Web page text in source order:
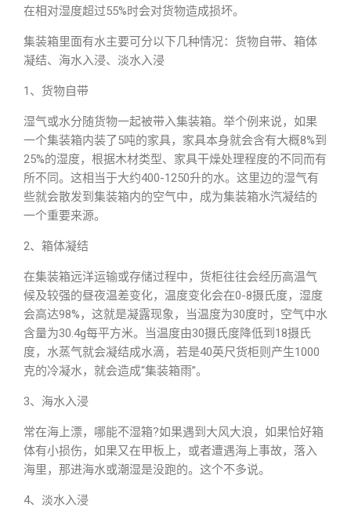
在相对湿度超过55%时会对货物造成损坏。
集装箱里面有水主要可分以下几种情况：货物自带、箱体
凝结、海水入浸、淡水入浸
1、货物自带
湿气或水分随货物一起被带入集装箱。举个例来说，如果
一个集装箱内装了5吨的家具，家具本身就会含有大概8%到
25%的湿度，根据木材类型、家具干燥处理程度的不同而有
所不同。这相当于大约400-1250升的水。这里边的湿气有
些就会散发到集装箱内的空气中，成为集装箱水汽凝结的
一个重要来源。
2、箱体凝结
在集装箱远洋运输或存储过程中，货柜往往会经历高温气
候及较强的昼夜温差变化，温度变化会在0-8摄氏度，湿度
会高达98%，这就是凝露现象，当温度为30度时，空气中水
含量为30.4g每平方米。当温度由30摄氏度降低到18摄氏
度，水蒸气就会凝结成水滴，若是40英尺货柜则产生1000
克的冷凝水，就会造成“集装箱雨”。
3、海水入浸
常在海上漂，哪能不湿箱?如果遇到大风大浪，如果恰好箱
体有小损伤，如果又在甲板上，或者遭遇海上事故，落入
海里，那进海水或潮湿是没跑的。这个不多说。
4、淡水入浸